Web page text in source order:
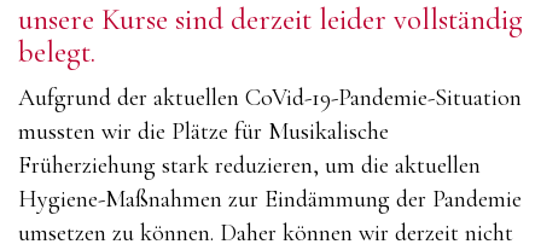
unsere Kurse sind derzeit leider vollständig
belegt.
Aufgrund der aktuellen CoVid-19-Pandemie-Situation
mussten wir die Plätze für Musikalische
Früherziehung stark reduzieren, um die aktuellen
Hygiene-Maßnahmen zur Eindämmung der Pandemie
umsetzen zu können. Daher können wir derzeit nicht